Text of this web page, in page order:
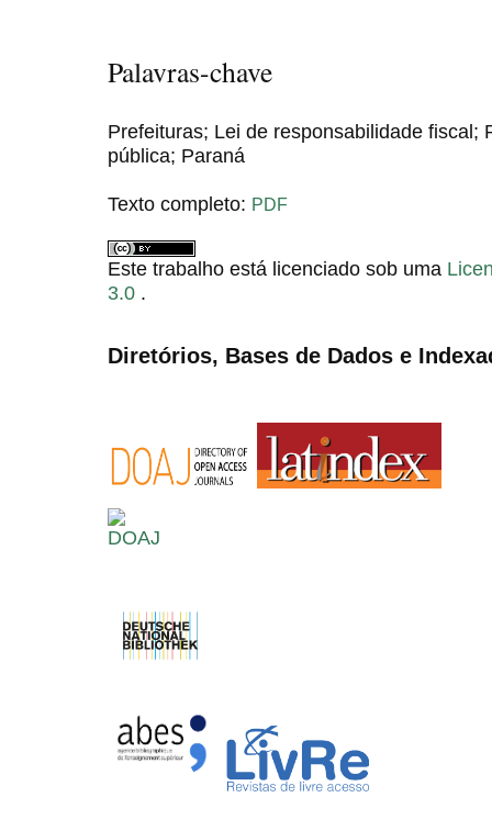
Palavras-chave
Prefeituras; Lei de responsabilidade fiscal;
pública; Paraná
Texto completo: PDF
Este trabalho está licenciado sob uma
3.0 .
Diretórios, Bases de Dados e